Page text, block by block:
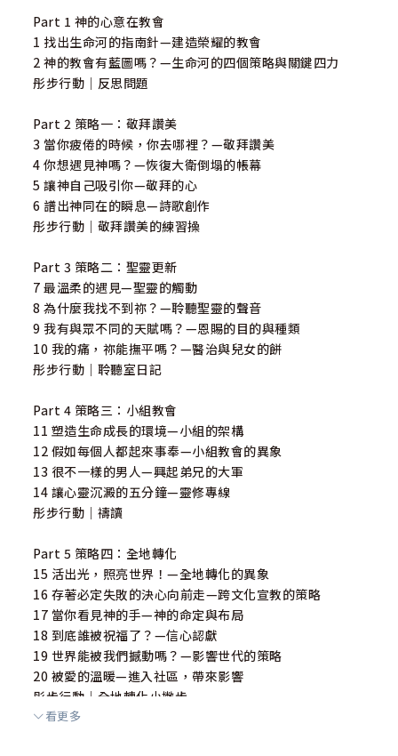
Part 1 神的心意在教會
1 找出生命河的指南針—建造榮耀的教會
2 神的教會有藍圖嗎？—生命河的四個策略與關鍵四力
彤步行動｜反思問題
Part 2 策略一：敬拜讚美
3 當你疲倦的時候，你去哪裡？—敬拜讚美
4 你想遇見神嗎？—恢復大衛倒塌的帳幕
5 讓神自己吸引你—敬拜的心
6 譜出神同在的瞬息—詩歌創作
彤步行動｜敬拜讚美的練習操
Part 3 策略二：聖靈更新
7 最溫柔的遇見—聖靈的觸動
8 為什麼我找不到祢？—聆聽聖靈的聲音
9 我有與眾不同的天賦嗎？—恩賜的目的與種類
10 我的痛，祢能撫平嗎？—醫治與兒女的餅
彤步行動｜聆聽室日記
Part 4 策略三：小組教會
11 塑造生命成長的環境—小組的架構
12 假如每個人都起來事奉—小組教會的異象
13 很不一樣的男人—興起弟兄的大軍
14 讓心靈沉澱的五分鐘—靈修專線
彤步行動｜禱讀
Part 5 策略四：全地轉化
15 活出光，照亮世界！—全地轉化的異象
16 存著必定失敗的決心向前走—跨文化宣教的策略
17 當你看見神的手—神的命定與布局
18 到底誰被祝福了？—信心認獻
19 世界能被我們撼動嗎？—影響世代的策略
20 被愛的溫暖—進入社區，帶來影響
彤步行動｜全地轉化小撇步
看更多